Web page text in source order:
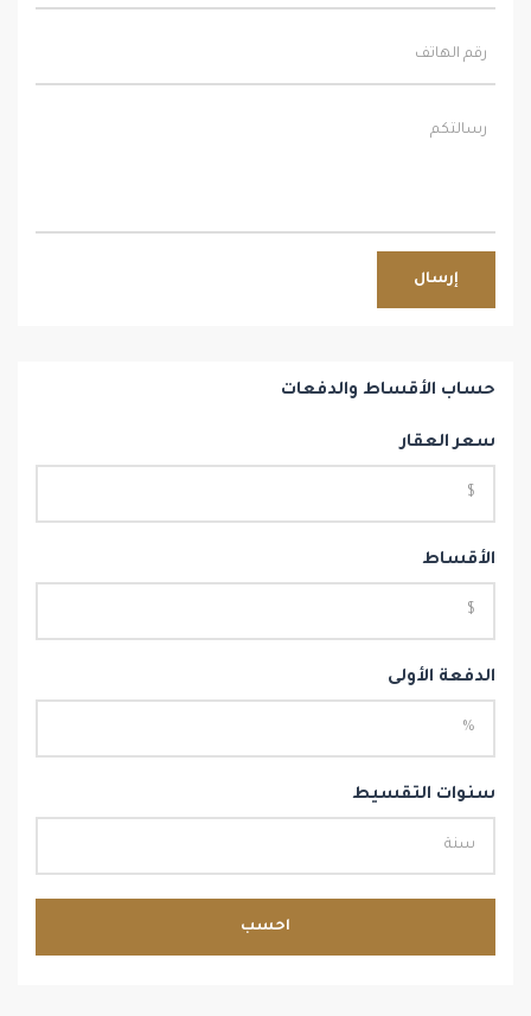
إرسال
حساب الأقساط والدفعات
سعر العقار
الأقساط
الدفعة الأولى
سنوات التقسيط
احسب